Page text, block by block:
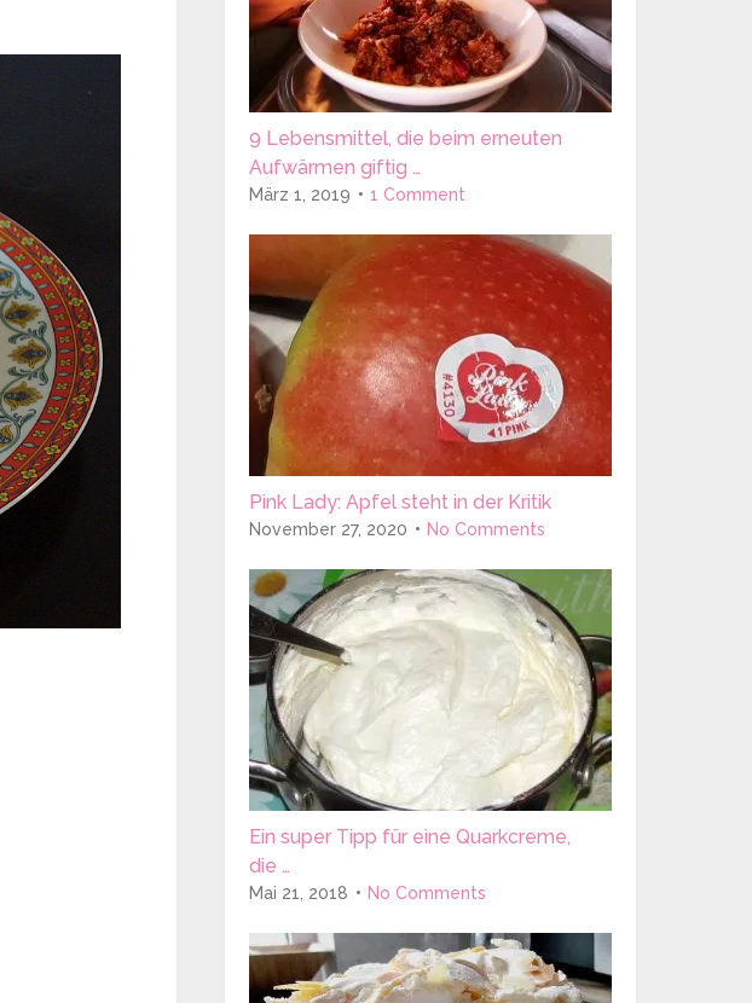
9 Lebensmittel, die beim erneuten
Aufwärmen giftig …
März 1, 2019 1 Comment
Pink Lady: Apfel steht in der Kritik
November 27, 2020 No Comments
Ein super Tipp für eine Quarkcreme,
die …
Mai 21, 2018 No Comments